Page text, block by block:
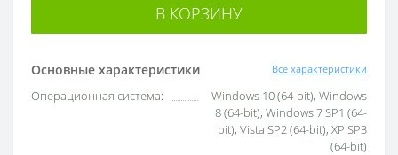
Основные характеристики Все характеристики
Операционная система:
Windows 10 (64-bit), Windows
8 (64-bit), Windows 7 SP1 (64-
bit), Vista SP2 (64-bit), XP SP3
(64-bit)
В КОРЗИНУ